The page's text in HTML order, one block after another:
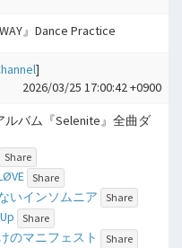
』Dance Practice
]
2026/03/25 17:00:42 +0900
ルバム『Selenite』全曲ダ
Share
Share
いインソムニア Share
Share
のマニフェスト Share